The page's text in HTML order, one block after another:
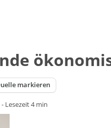
markieren
- Lesezeit 4 min